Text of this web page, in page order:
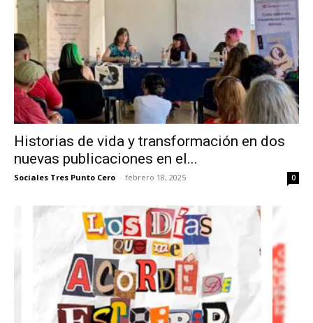
Historias de vida y transformación en dos
nuevas publicaciones en el...
Sociales Tres Punto Cero - febrero 18, 2025 0